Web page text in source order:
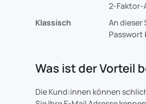
2-Faktor-
Klassisch
An dieser
Passwort
Was ist der Vorteil
Die Kund:innen können